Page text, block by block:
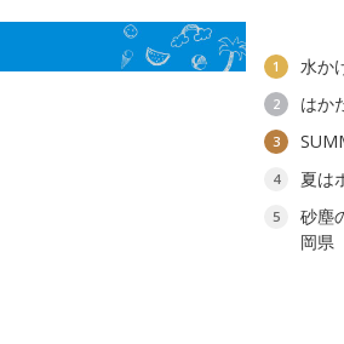
1 水か
2 はか
3
4 夏は
5
砂塵
岡県